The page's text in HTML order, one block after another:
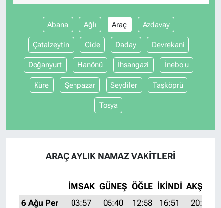
Abana Ağlı Araç Azdavay
Çatalzeytin Cide Daday Devrekani
Doğanyurt Hanönü İhsangazi İnebolu
Küre Şenpazar Seydiler Taşköprü
Tosya
ARAÇ AYLIK NAMAZ VAKITLERI
İMSAK GÜNEŞ ÖĞLE İKINDI AKŞAM
6 Ağu Per
03:57 05:40 12:58 16:51
20:06